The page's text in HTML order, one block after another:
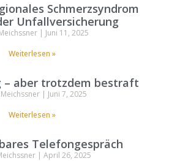
Schmerzsyndrom
Unfallversicherung
Juni 11, 2025
Weiterlesen »
– aber trotzdem bestraft
Juni 7, 2025
Weiterlesen »
Telefongespräch
April 26, 2025